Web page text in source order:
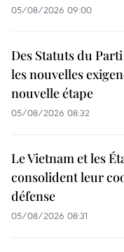
05/08/2026 09:00
Des Statuts du
les nouvelles
nouvelle étape
05/08/2026 08:32
Le Vietnam et les
consolident leur
défense
05/08/2026 08:31